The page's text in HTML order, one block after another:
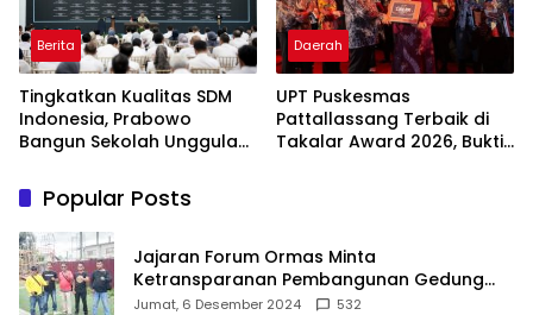
Berita
Tingkatkan Kualitas SDM
Indonesia, Prabowo
Bangun Sekolah Unggulan
Terbaik Dunia
Daerah
UPT Puskesmas
Pattallassang Terbaik di
Takalar Award 2026, Bukti
Popular Posts
Jajaran Forum Ormas Minta
Ketransparanan Pembangunan Gedung
Damkar Di Kecamatan Cisoka
Jumat, 6 Desember 2024 532